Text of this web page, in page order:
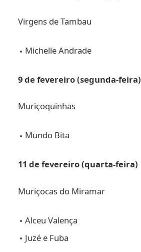
Virgens de Tambau
Michelle Andrade
9 de fevereiro (segunda-feira)
Muriçoquinhas
Mundo Bita
11 de fevereiro (quarta-feira)
Muriçocas do Miramar
Alceu Valença
Juzé e Fuba